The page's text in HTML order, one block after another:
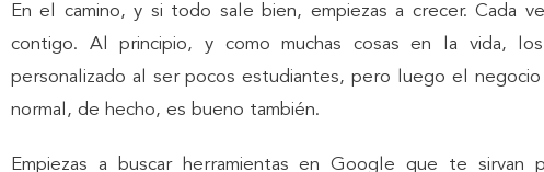
En el camino, y si todo sale bien, empiezas a crecer. Cada
contigo. Al principio, y como muchas cosas en la vida,
personalizado al ser pocos estudiantes, pero luego el
normal, de hecho, es bueno también.
Empiezas a buscar herramientas en Google que te sirvan